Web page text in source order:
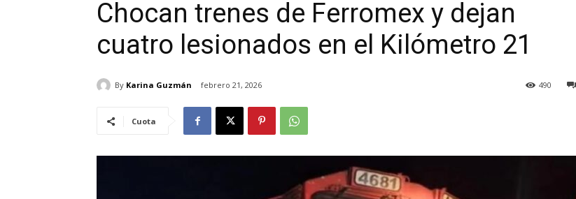
Chocan trenes de Ferromex y dejan
cuatro lesionados en el Kilómetro 21
By Karina Guzmán febrero 21, 2026 490
Cuota